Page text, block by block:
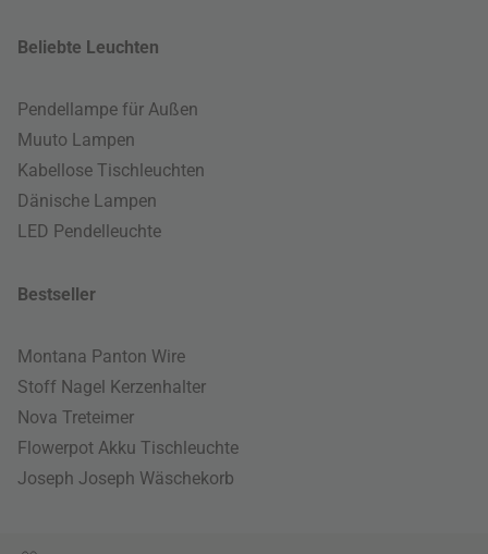
Beliebte Leuchten
Pendellampe für Außen
Muuto Lampen
Kabellose Tischleuchten
Dänische Lampen
LED Pendelleuchte
Bestseller
Montana Panton Wire
Stoff Nagel Kerzenhalter
Nova Treteimer
Flowerpot Akku Tischleuchte
Joseph Joseph Wäschekorb